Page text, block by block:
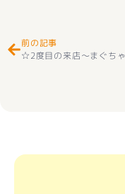
前の記事